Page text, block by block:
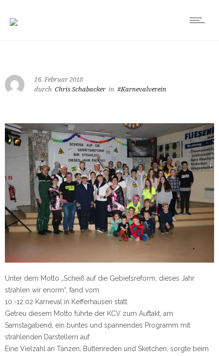
16. Februar 2018
durch Chris Schabacker in #Karnevalverein
Unter dem Motto „Scheiß auf die Gebietsreform, dieses Jahr
strahlen wir enorm“, fand vom
10.-12.02 Karneval in Kefferhausen statt.
Getreu diesem Motto führte der KCV zum Auftakt, am
Samstagabend, ein buntes und spannendes Programm mit
strahlenden Darstellern auf.
Eine Vielzahl an Tänzen, Büttenreden und Sketchen, sorgte beim